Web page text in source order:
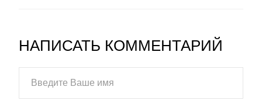
НАПИСАТЬ КОММЕНТАРИЙ